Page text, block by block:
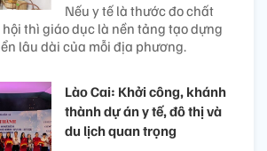
Nếu y tế là thước đo chất
thì giáo dục là nền tảng tạo dựng
lâu dài của mỗi địa phương.
Lào Cai: Khởi công, khánh
thành dự án y tế, đô thị và
du lịch quan trọng